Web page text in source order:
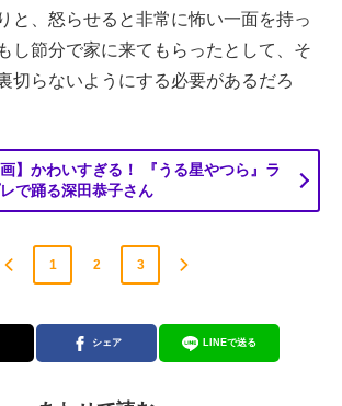
と、怒らせると非常に怖い一面を持っ
し節分で家に来てもらったとして、そ
切らないようにする必要があるだろ
】かわいすぎる！ 『うる星やつら』ラ
で踊る深田恭子さん
1 2 3
シェア LINEで送る